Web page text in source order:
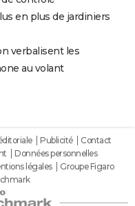
en plus de jardiniers
verbalisent les
au volant
Publicité
Contact
Données personnelles
légales
Groupe Figaro